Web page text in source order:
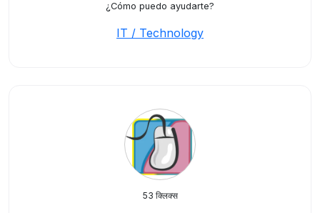
¿Cómo puedo ayudarte?
IT / Technology
53 क्लिक्स